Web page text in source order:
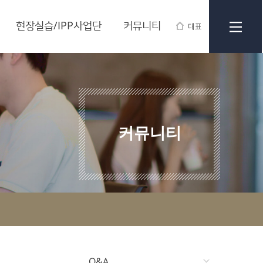
대표
현장실습/IPP사업단 커뮤니티
커뮤니티